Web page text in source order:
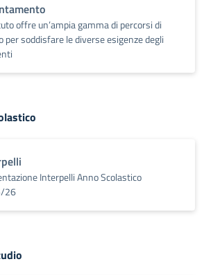
offre un’ampia gamma di percorsi di
per soddisfare le diverse esigenze degli
Interpelli Anno Scolastico
26